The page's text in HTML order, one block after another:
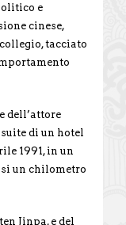
e
cinese,
tacciato
dell’attore
di un hotel
1991, in un
un chilometro
Jinpa, e del